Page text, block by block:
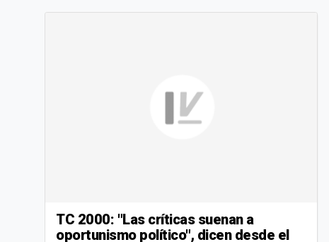
TC 2000: "Las críticas suenan a
oportunismo político", dicen desde el